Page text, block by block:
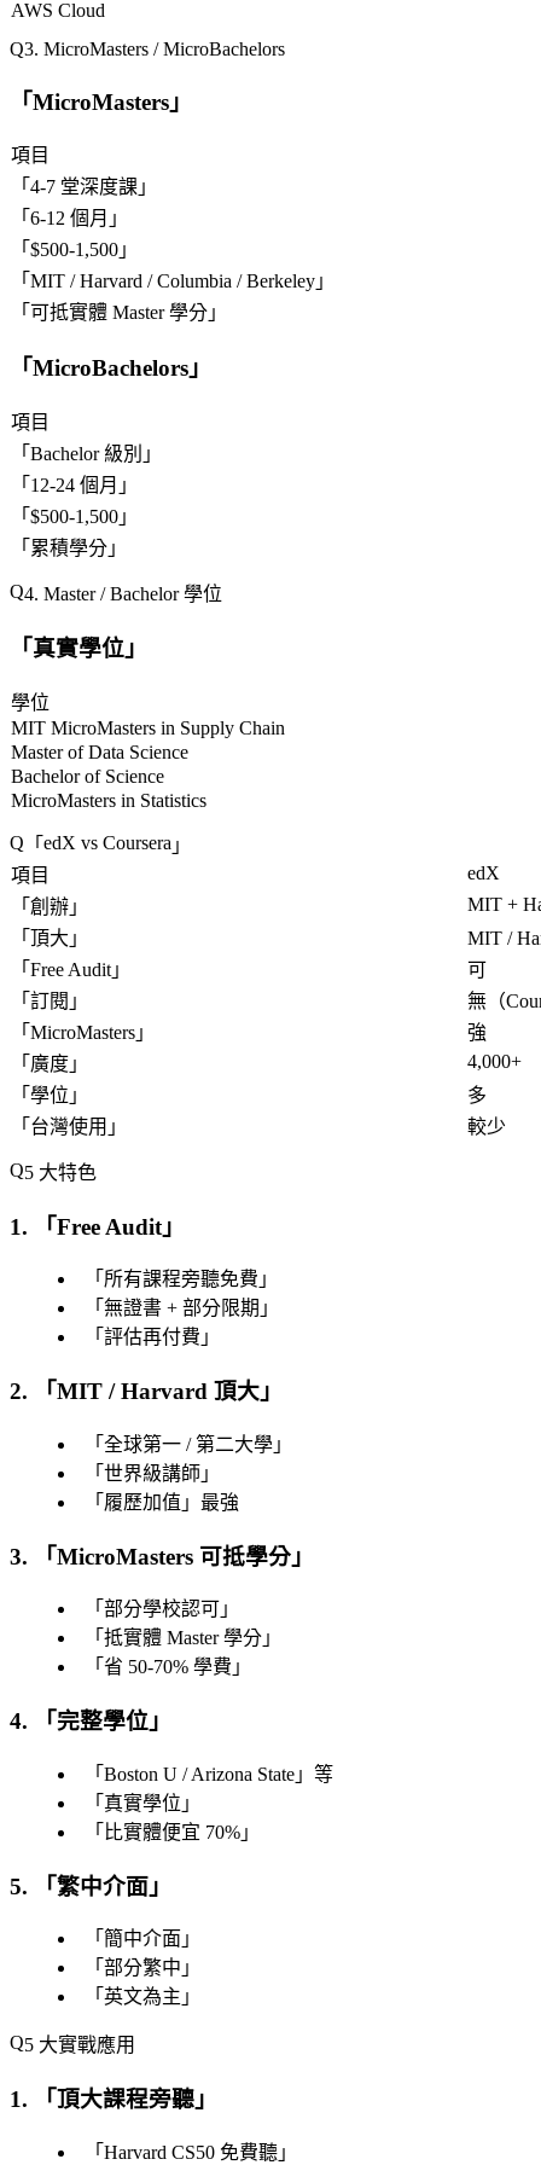
AWS Cloud
3. MicroMasters / MicroBachelors
「MicroMasters 」
項目
「 4-7 堂深度課 」
「 6-12 個月 」
「 $500-1,500 」
「 MIT / Harvard / Columbia / Berkeley 」
「 可抵實體 Master 學分 」
「MicroBachelors 」
項目
「 Bachelor 級別 」
「 12-24 個月 」
「 $500-1,500 」
「 累積學分 」
4. Master / Bachelor 學位
「真實學位 」
學位
MIT MicroMasters in Supply Chain
Master of Data Science
Bachelor of Science
MicroMasters in Statistics
「 edX vs Coursera 」
項目
edX
「 創辦 」
MIT +
「 頂大 」
MIT /
「 Free Audit 」
可
「 訂閱 」
無（
「 MicroMasters 」
強
「 廣度 」
4,000+
「 學位 」
多
「 台灣使用 」 較少
5 大特色
1. 「Free Audit 」
「 所有課程旁聽免費 」
「 無證書 + 部分限期 」
「 評估再付費 」
2. 「MIT / Harvard 頂大 」
「 全球第一 / 第二大學 」
「 世界級講師 」
「 履歷加值 」最強
3. 「MicroMasters 可抵學分 」
「 部分學校認可 」
「 抵實體 Master 學分 」
「 省 50-70% 學費 」
4. 「 完整學位 」
「 Boston U / Arizona State 」等
「 真實學位 」
「 比實體便宜 70% 」
5. 「繁中介面」
「 簡中介面 」
「 部分繁中 」
「 英文為主 」
5 大實戰應用
1. 「頂大課程旁聽 」
「 Harvard CS50 免費聽 」